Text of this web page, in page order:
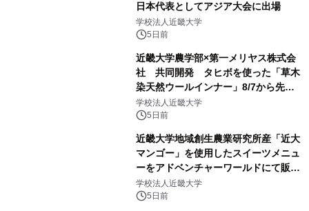
日本代表としてアジア大会に出場
学校法人近畿大学
5日前
近畿大学農学部×第一メリヤス株式会
社 共同開発 タヒボを使った「草木
染天然ウールインナー」8/7から先行
販売
学校法人近畿大学
5日前
近畿大学地域創生農業研究所産「近大
マンゴー」を使用したスイーツメニュ
ーをアドベンチャーワールドにて販売
します パークでしか味わえない期間
限定スイーツを楽しんで♪
学校法人近畿大学
5日前